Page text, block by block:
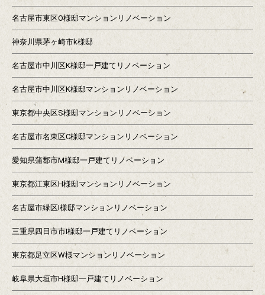
名古屋市東区O様邸マンションリノベーション
神奈川県茅ヶ崎市k様邸
名古屋市中川区K様邸一戸建てリノベーション
名古屋市中川区K様邸マンションリノベーション
東京都中央区S様邸マンションリノベーション
名古屋市名東区C様邸マンションリノベーション
愛知県蒲郡市M様邸一戸建てリノベーション
東京都江東区H様邸マンションリノベーション
名古屋市緑区I様邸マンションリノベーション
三重県四日市市I様邸一戸建てリノベーション
東京都足立区W様マンションリノベーション
岐阜県大垣市H様邸一戸建てリノベーション